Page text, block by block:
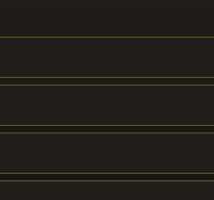
דוחות
שכר
בע"מ
לעוסק
ברשויות
ונכסים
הון